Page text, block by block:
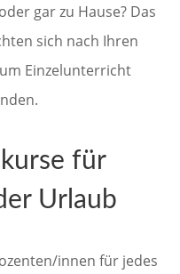
gar zu Hause? Das
sich nach Ihren
Einzelunterricht
für
Urlaub
innen für jedes